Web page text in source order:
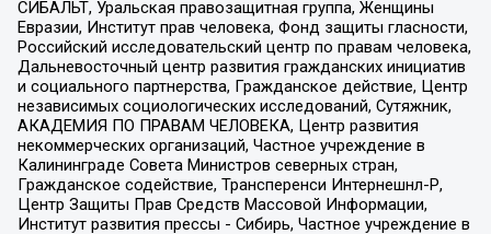
СИБАЛЬТ, Уральская правозащитная группа, Женщины
Евразии, Институт прав человека, Фонд защиты гласности,
Российский исследовательский центр по правам человека,
Дальневосточный центр развития гражданских инициатив
и социального партнерства, Гражданское действие, Центр
независимых социологических исследований, Сутяжник,
АКАДЕМИЯ ПО ПРАВАМ ЧЕЛОВЕКА, Центр развития
некоммерческих организаций, Частное учреждение в
Калининграде Совета Министров северных стран,
Гражданское содействие, Трансперенси Интернешнл-Р,
Центр Защиты Прав Средств Массовой Информации,
Институт развития прессы - Сибирь, Частное учреждение в